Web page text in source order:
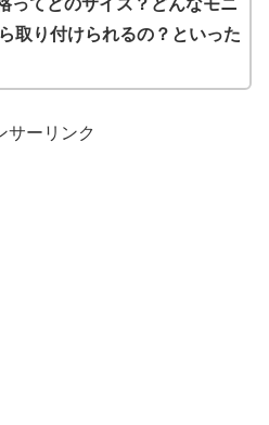
ってどのサイズ？どんなモニ
取り付けられるの？といった
サーリンク